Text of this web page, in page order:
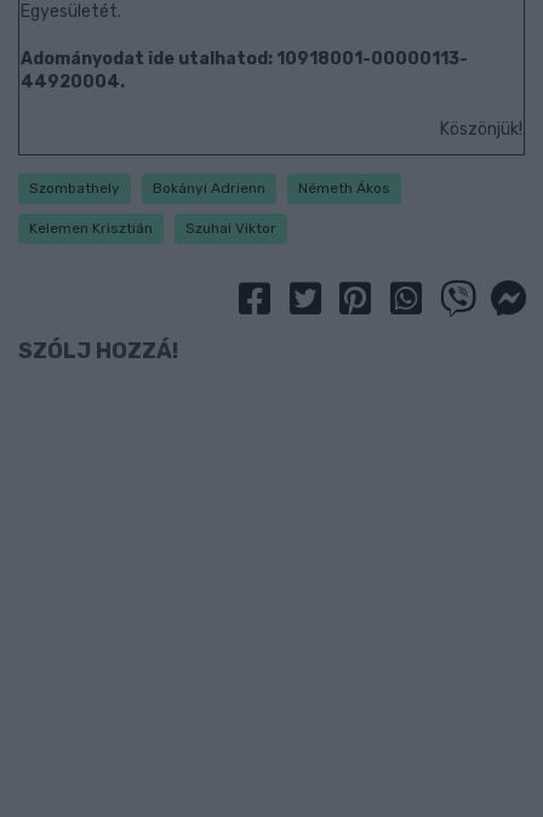
Egyesületét.
Adományodat ide utalhatod: 10918001-00000113-
44920004.
Köszönjük!
Szombathely Bokányi Adrienn Németh Ákos
Kelemen Krisztián Szuhai Viktor
SZÓLJ HOZZÁ!